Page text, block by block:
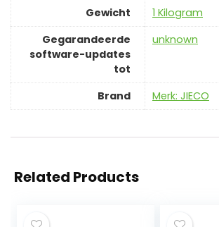
Gewicht
‎1 Kilogram
Gegarandeerde
software-updates
tot
‎unknown
Brand Merk: JIECO
Related Products